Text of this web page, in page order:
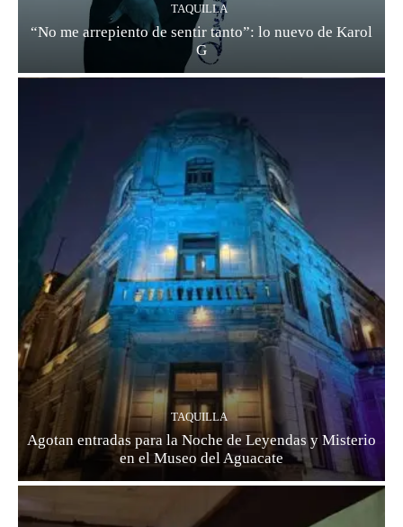
TAQUILLA
“No me arrepiento de sentir tanto”: lo nuevo de Karol
G
TAQUILLA
Agotan entradas para la Noche de Leyendas y Misterio
en el Museo del Aguacate